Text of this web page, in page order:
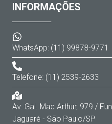
INFORMAÇÕES
WhatsApp: (11) 99878-9771
Telefone: (11) 2539-2633
Av. Gal. Mac Arthur, 979 /
Jaguaré - São Paulo/SP